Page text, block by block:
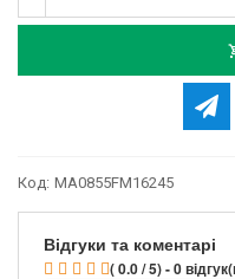
Код: MA0855FM16245
Відгуки та коментарі
( 0.0 / 5) - 0